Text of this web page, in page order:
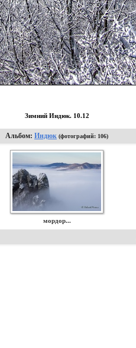
Зимний Индюк. 10.12
Альбом: Индюк (фотографий: 106)
мордор...